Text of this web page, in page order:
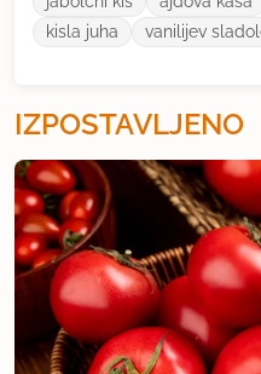
kisla juha
vanilijev
IZPOSTAVLJENO